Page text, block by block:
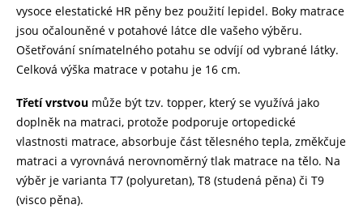
vysoce elestatické HR pěny bez použití lepidel. Boky matrace
jsou očalouněné v potahové látce dle vašeho výběru.
Ošetřování snímatelného potahu se odvíjí od vybrané látky.
Celková výška matrace v potahu je 16 cm.
Třetí vrstvou může být tzv. topper, který se využívá jako
doplněk na matraci, protože podporuje ortopedické
vlastnosti matrace, absorbuje část tělesného tepla, změkčuje
matraci a vyrovnává nerovnoměrný tlak matrace na tělo. Na
výběr je varianta T7 (polyuretan), T8 (studená pěna) či T9
(visco pěna).